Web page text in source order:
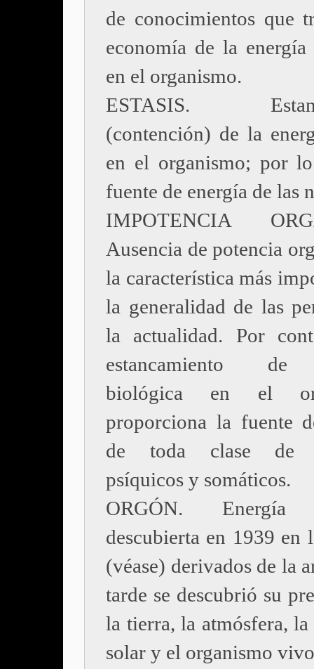
de conocimientos que
economía de la
en el organismo.
ESTASIS.
(contención) de la
en el organismo; por
fuente de energía de las
IMPOTENCIA
Ausencia de potencia
la característica más
la generalidad de las
la actualidad. Por
estancamiento de
biológica en el
proporciona la fuente
de toda clase de
psíquicos y somáticos.
ORGÓN. Energía
descubierta en 1939 en
(véase) derivados de la
tarde se descubrió su
la tierra, la atmósfera,
solar y el organismo